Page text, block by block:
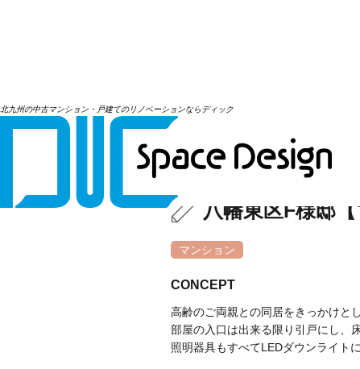
北九州の中古マンション・戸建てのリノベーションならディック
八幡東区F様邸
マンション
CONCEPT
高齢のご両親との同居をきっかけと
部屋の入口は出来る限り引戸にし、
照明器具もすべてLEDダウンライト